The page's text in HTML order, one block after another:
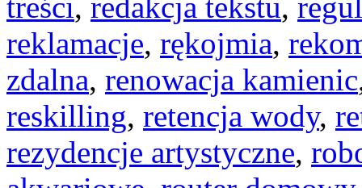
reklamacje, rękojmia,
zdalna, renowacja kamienic
reskilling, retencja wody,
rezydencje artystyczne,